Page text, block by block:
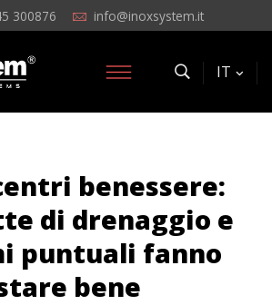
300876 info@inoxsystem.it
IT
benessere:
di drenaggio e
puntuali fanno
bene